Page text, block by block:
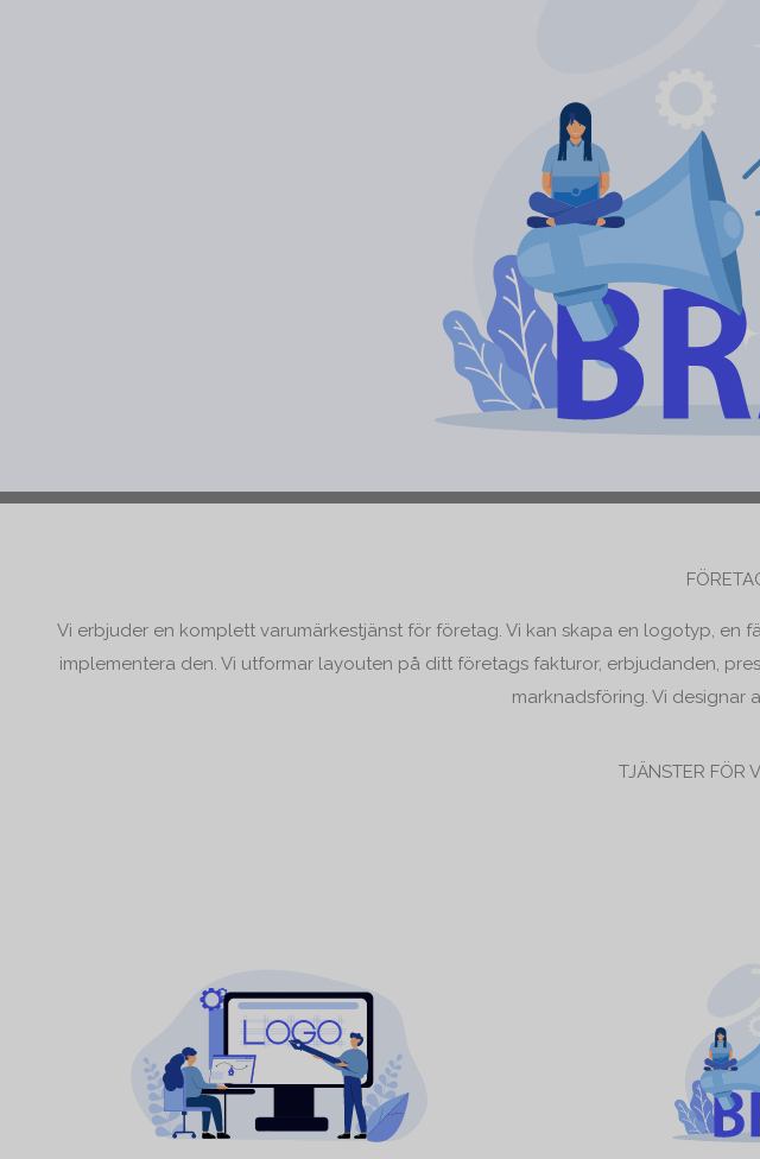
Vi erbjuder en komplett varumärkestjänst för företag. Vi kan skapa en logotyp,
implementera den. Vi utformar layouten på ditt företags fakturor, erbjudanden,
marknadsföring. Vi
TJÄNSTER FÖR